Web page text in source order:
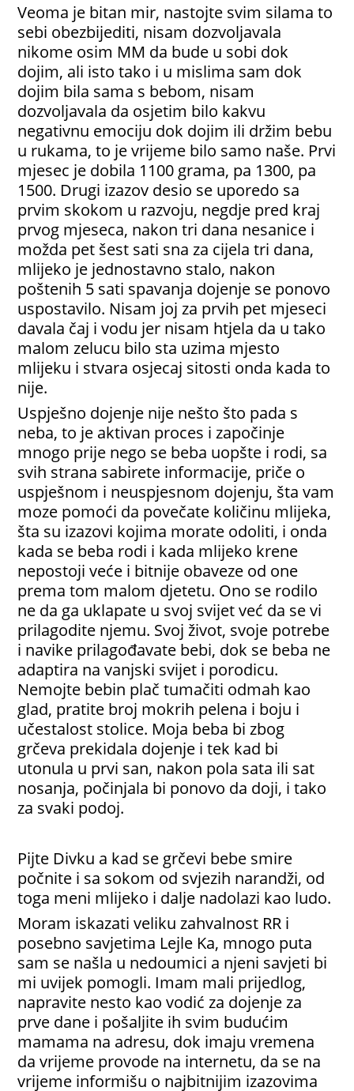
Veoma je bitan mir, nastojte svim silama to
sebi obezbijediti, nisam dozvoljavala
nikome osim MM da bude u sobi dok
dojim, ali isto tako i u mislima sam dok
dojim bila sama s bebom, nisam
dozvoljavala da osjetim bilo kakvu
negativnu emociju dok dojim ili držim bebu
u rukama, to je vrijeme bilo samo naše. Prvi
mjesec je dobila 1100 grama, pa 1300, pa
1500. Drugi izazov desio se uporedo sa
prvim skokom u razvoju, negdje pred kraj
prvog mjeseca, nakon tri dana nesanice i
možda pet šest sati sna za cijela tri dana,
mlijeko je jednostavno stalo, nakon
poštenih 5 sati spavanja dojenje se ponovo
uspostavilo. Nisam joj za prvih pet mjeseci
davala čaj i vodu jer nisam htjela da u tako
malom zelucu bilo sta uzima mjesto
mlijeku i stvara osjecaj sitosti onda kada to
nije.
Uspješno dojenje nije nešto što pada s
neba, to je aktivan proces i započinje
mnogo prije nego se beba uopšte i rodi, sa
svih strana sabirete informacije, priče o
uspješnom i neuspjesnom dojenju, šta vam
moze pomoći da povečate količinu mlijeka,
šta su izazovi kojima morate odoliti, i onda
kada se beba rodi i kada mlijeko krene
nepostoji veće i bitnije obaveze od one
prema tom malom djetetu. Ono se rodilo
ne da ga uklapate u svoj svijet već da se vi
prilagodite njemu. Svoj život, svoje potrebe
i navike prilagođavate bebi, dok se beba ne
adaptira na vanjski svijet i porodicu.
Nemojte bebin plač tumačiti odmah kao
glad, pratite broj mokrih pelena i boju i
učestalost stolice. Moja beba bi zbog
grčeva prekidala dojenje i tek kad bi
utonula u prvi san, nakon pola sata ili sat
nosanja, počinjala bi ponovo da doji, i tako
za svaki podoj.
Pijte Divku a kad se grčevi bebe smire
počnite i sa sokom od svjezih narandži, od
toga meni mlijeko i dalje nadolazi kao ludo.
Moram iskazati veliku zahvalnost RR i
posebno savjetima Lejle Ka, mnogo puta
sam se našla u nedoumici a njeni savjeti bi
mi uvijek pomogli. Imam mali prijedlog,
napravite nesto kao vodić za dojenje za
prve dane i pošaljite ih svim budućim
mamama na adresu, dok imaju vremena
da vrijeme provode na internetu, da se na
vrijeme informišu o najbitnijim izazovima